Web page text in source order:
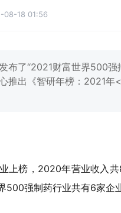
08-18 01:56
布了“2021财富世界500
推出《智研年榜：2021
上榜，2020年营业收入
500强制药行业共有6家企